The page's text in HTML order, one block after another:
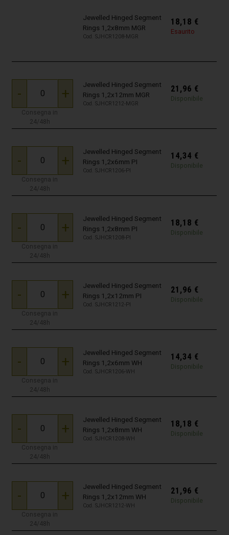
Jewelled Hinged Segment
Rings 1,2x8mm MGR
Cod. SJHCR1208-MGR
18,18 €
Esaurito
- +
Consegna in
24/48h
Jewelled Hinged Segment
Rings 1,2x12mm MGR
Cod. SJHCR1212-MGR
21,96 €
Disponibile
- +
Consegna in
24/48h
Jewelled Hinged Segment
Rings 1,2x6mm PI
Cod. SJHCR1206-PI
14,34 €
Disponibile
- +
Consegna in
24/48h
Jewelled Hinged Segment
Rings 1,2x8mm PI
Cod. SJHCR1208-PI
18,18 €
Disponibile
- +
Consegna in
24/48h
Jewelled Hinged Segment
Rings 1,2x12mm PI
Cod. SJHCR1212-PI
21,96 €
Disponibile
- +
Consegna in
24/48h
Jewelled Hinged Segment
Rings 1,2x6mm WH
Cod. SJHCR1206-WH
14,34 €
Disponibile
- +
Consegna in
24/48h
Jewelled Hinged Segment
Rings 1,2x8mm WH
Cod. SJHCR1208-WH
18,18 €
Disponibile
- +
Consegna in
24/48h
Jewelled Hinged Segment
Rings 1,2x12mm WH
Cod. SJHCR1212-WH
21,96 €
Disponibile